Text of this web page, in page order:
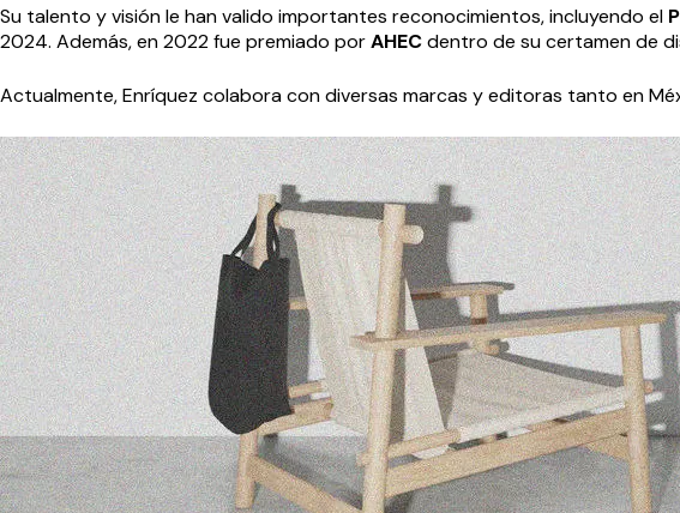
Su talento y visión le han valido importantes reconocimientos, incluyendo el
2024. Además, en 2022 fue premiado porAHECdentro de su certamen de
Actualmente, Enríquez colabora con diversas marcas y editoras tanto en